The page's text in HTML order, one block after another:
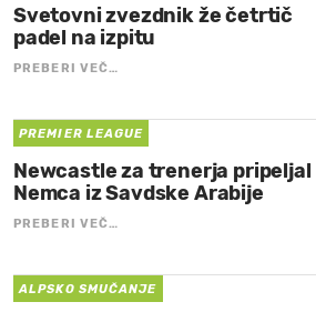
Svetovni zvezdnik že četrtič
padel na izpitu
PREBERI VEČ…
PREMIER LEAGUE
Newcastle za trenerja pripeljal
Nemca iz Savdske Arabije
PREBERI VEČ…
ALPSKO SMUČANJE